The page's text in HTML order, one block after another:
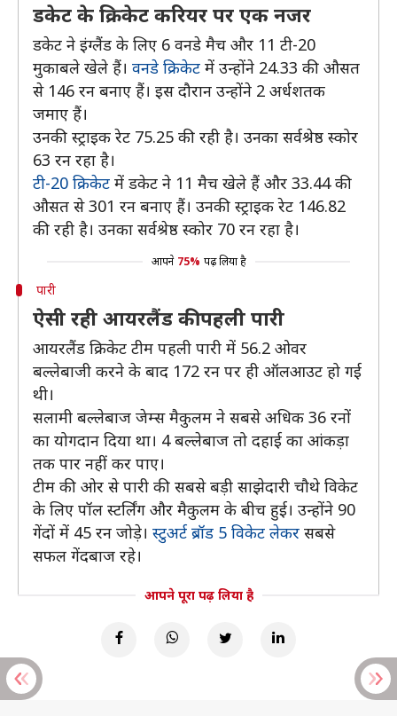
डकेट के क्रिकेट करियर पर एक नजर
डकेट ने इंग्लैंड के लिए 6 वनडे मैच और 11 टी-20
मुकाबले खेले हैं। वनडे क्रिकेट में उन्होंने 24.33 की औसत
से 146 रन बनाए हैं। इस दौरान उन्होंने 2 अर्धशतक
जमाए हैं।
उनकी स्ट्राइक रेट 75.25 की रही है। उनका सर्वश्रेष्ठ स्कोर
63 रन रहा है।
टी-20 क्रिकेट में डकेट ने 11 मैच खेले हैं और 33.44 की
औसत से 301 रन बनाए हैं। उनकी स्ट्राइक रेट 146.82
की रही है। उनका सर्वश्रेष्ठ स्कोर 70 रन रहा है।
आपने 75% पढ़ लिया है
पारी
ऐसी रही आयरलैंड की पहली पारी
आयरलैंड क्रिकेट टीम पहली पारी में 56.2 ओवर
बल्लेबाजी करने के बाद 172 रन पर ही ऑलआउट हो गई
थी।
सलामी बल्लेबाज जेम्स मैकुलम ने सबसे अधिक 36 रनों
का योगदान दिया था। 4 बल्लेबाज तो दहाई का आंकड़ा
तक पार नहीं कर पाए।
टीम की ओर से पारी की सबसे बड़ी साझेदारी चौथे विकेट
के लिए पॉल स्टर्लिंग और मैकुलम के बीच हुई। उन्होंने 90
गेंदों में 45 रन जोड़े। स्टुअर्ट ब्रॉड 5 विकेट लेकर सबसे
सफल गेंदबाज रहे।
आपने पूरा पढ़ लिया है